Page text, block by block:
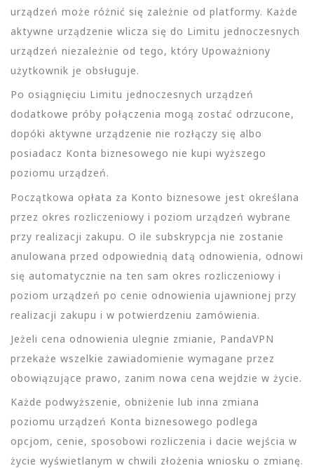
urządzeń może różnić się zależnie od platformy. Każde
aktywne urządzenie wlicza się do Limitu jednoczesnych
urządzeń niezależnie od tego, który Upoważniony
użytkownik je obsługuje.
Po osiągnięciu Limitu jednoczesnych urządzeń
dodatkowe próby połączenia mogą zostać odrzucone,
dopóki aktywne urządzenie nie rozłączy się albo
posiadacz Konta biznesowego nie kupi wyższego
poziomu urządzeń.
Początkowa opłata za Konto biznesowe jest określana
przez okres rozliczeniowy i poziom urządzeń wybrane
przy realizacji zakupu. O ile subskrypcja nie zostanie
anulowana przed odpowiednią datą odnowienia, odnowi
się automatycznie na ten sam okres rozliczeniowy i
poziom urządzeń po cenie odnowienia ujawnionej przy
realizacji zakupu i w potwierdzeniu zamówienia.
Jeżeli cena odnowienia ulegnie zmianie, PandaVPN
przekaże wszelkie zawiadomienie wymagane przez
obowiązujące prawo, zanim nowa cena wejdzie w życie.
Każde podwyższenie, obniżenie lub inna zmiana
poziomu urządzeń Konta biznesowego podlega
opcjom, cenie, sposobowi rozliczenia i dacie wejścia w
życie wyświetlanym w chwili złożenia wniosku o zmianę.